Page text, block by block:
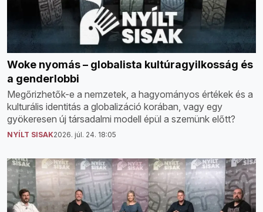
Woke nyomás – globalista kultúragyilkosság és
a genderlobbi
Megőrizhetők-e a nemzetek, a hagyományos értékek és a
kulturális identitás a globalizáció korában, vagy egy
gyökeresen új társadalmi modell épül a szemünk előtt?
NYÍLT SISAK2026. júl. 24. 18:05